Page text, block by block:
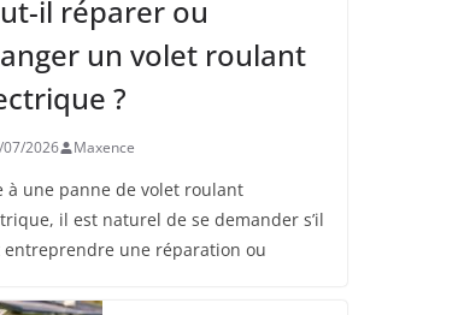
il réparer ou
un volet roulant
?
2026 Maxence
à une panne de volet roulant
il est naturel de se demander s’il
une réparation ou